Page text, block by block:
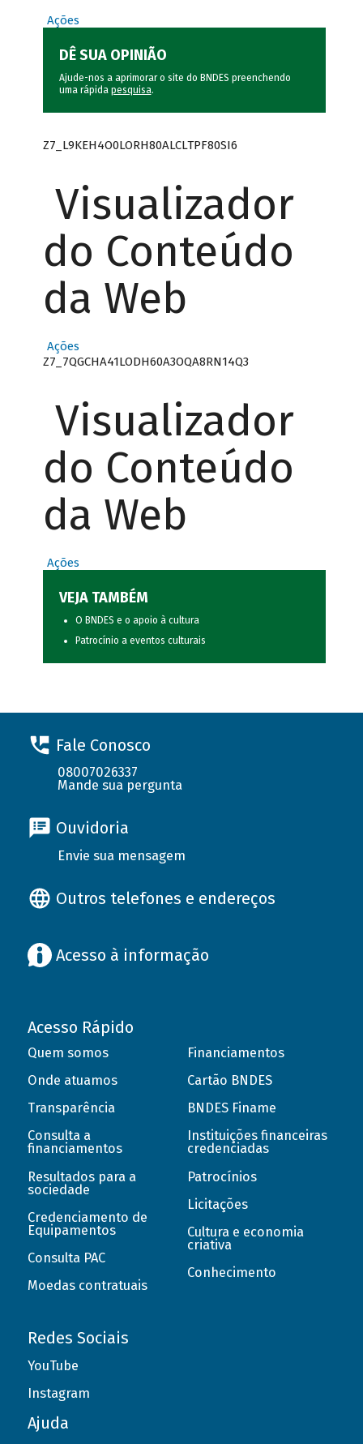
Ações
DÊ SUA OPINIÃO
Ajude-nos a aprimorar o site do BNDES preenchendo
uma rápida pesquisa.
Z7_L9KEH4O0LORH80ALCLTPF80SI6
Visualizador
do Conteúdo
da Web
Ações
Z7_7QGCHA41LODH60A3OQA8RN14Q3
Visualizador
do Conteúdo
da Web
Ações
VEJA TAMBÉM
O BNDES e o apoio à cultura
Patrocínio a eventos culturais
Fale Conosco
08007026337
Mande sua pergunta
Ouvidoria
Envie sua mensagem
Outros telefones e endereços
Acesso à informação
Acesso Rápido
Quem somos
Onde atuamos
Transparência
Consulta a
financiamentos
Resultados para a
sociedade
Credenciamento de
Equipamentos
Consulta PAC
Moedas contratuais
Financiamentos
Cartão BNDES
BNDES Finame
Instituições financeiras
credenciadas
Patrocínios
Licitações
Cultura e economia
criativa
Conhecimento
Redes Sociais
YouTube
Instagram
Ajuda